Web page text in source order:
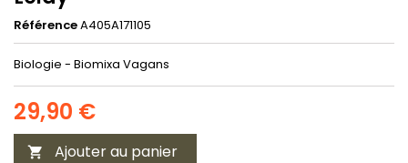
RéférenceA405A171105
Biologie - Biomixa Vagans
29,90 €
 Ajouter au panier